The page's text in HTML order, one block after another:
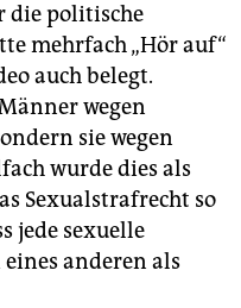
die politische
mehrfach „Hör auf“
auch belegt.
wegen
sie wegen
wurde dies als
Sexualstrafrecht so
jede sexuelle
anderen als